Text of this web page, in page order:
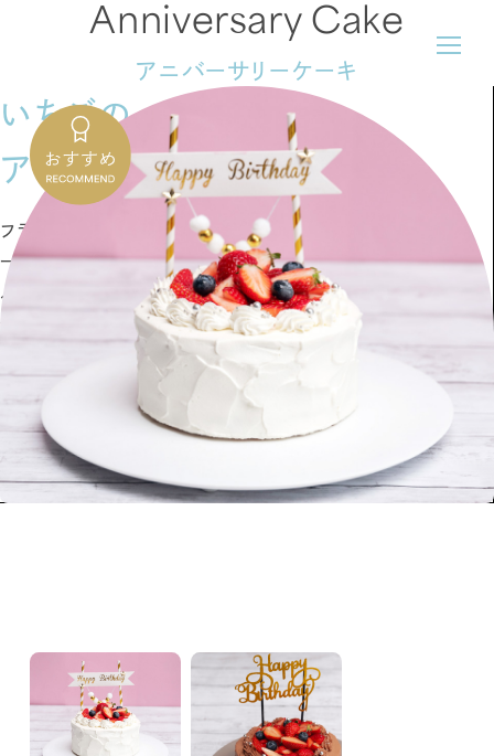
オリジナルケーキ
アニバーサリーケーキ
オーダーケーキ
生菓子
ギフト
011-641-0707
営業時間:10:30-19:00
Anniversary Cake
アニバーサリーケーキ